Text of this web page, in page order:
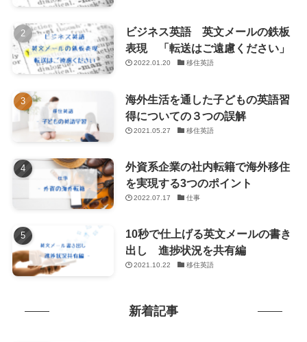
ビジネス英語 英文メールの鉄板
表現 「転送はご遠慮ください」
2022.01.20 移住英語
海外生活を通した子どもの英語習
得についての３つの誤解
2021.05.27 移住英語
外資系企業の社内転籍で海外移住
を実現する3つのポイント
2022.07.17 仕事
10秒で仕上げる英文メールの書き
出し 進捗状況を共有編
2021.10.22 移住英語
新着記事